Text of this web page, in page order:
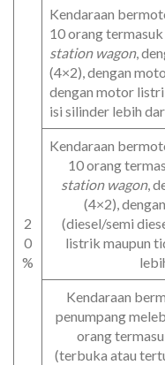
2
0
%
Kendaraan
10 orang
station wagon,
(4×2), dengan
dengan motor
isi silinder lebih
Kendaraan
10 orang
station wagon,
(4×2),
(diesel/semi
listrik maupun
Kendaraan
penumpang
orang
(terbuka atau